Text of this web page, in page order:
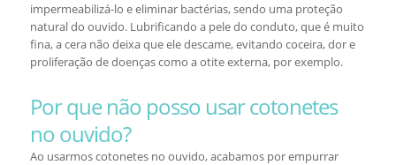
impermeabilizá-lo e eliminar bactérias, sendo uma proteção
natural do ouvido. Lubrificando a pele do conduto, que é muito
fina, a cera não deixa que ele descame, evitando coceira, dor e
proliferação de doenças como a otite externa, por exemplo.
Por que não posso usar cotonetes
no ouvido?
Ao usarmos cotonetes no ouvido, acabamos por empurrar